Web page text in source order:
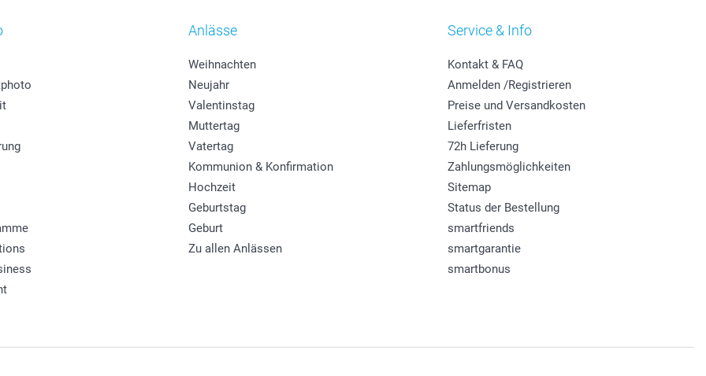
Anlässe
Weihnachten
Neujahr
Valentinstag
Muttertag
Vatertag
Kommunion & Konfirmation
Hochzeit
Geburtstag
Geburt
Zu allen Anlässen
Service & Info
Kontakt & FAQ
Anmelden /Registrieren
Preise und Versandkosten
Lieferfristen
72h Lieferung
Zahlungsmöglichkeiten
Sitemap
Status der Bestellung
smartfriends
smartgarantie
smartbonus